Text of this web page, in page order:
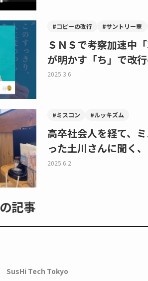
#コピーの改行 #サントリー翠
ＳＮＳで考察加速中
が明かす「ち」で改
2025.3.6
#ミスコン #ルッキズム
高卒社会人を経て、
った土川さんに聞く
2025.6.2
記事
SusHi Tech Tokyo